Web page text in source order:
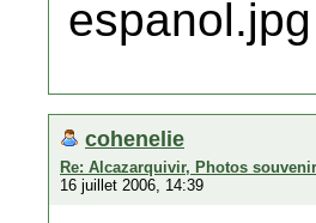
cohenelie
Re: Alcazarquivir, Photos
16 juillet 2006, 14:39